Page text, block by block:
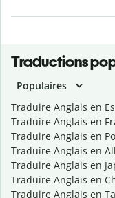
Traductions
Populaires
Traduire Anglais en
Traduire Anglais en
Traduire Anglais en
Traduire Anglais en
Traduire Anglais en
Traduire Anglais en
Traduire Anglais en